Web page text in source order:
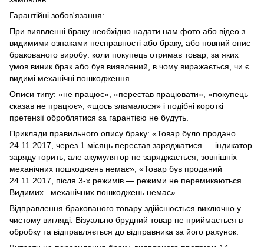
Гарантійні зобов'язання:
При виявленні браку необхідно надати нам фото або відео з
видимими ознаками несправності або браку, або повний опис
бракованого виробу: коли покупець отримав товар, за яких
умов виник брак або був виявлений, в чому виражається, чи є
видимі механічні пошкодження.
Описи типу: «не працює», «перестав працювати», «покупець
сказав не працює», «щось зламалося» і подібні короткі
претензії оброблятися за гарантією не будуть.
Приклади правильного опису браку: «Товар було продано
24.11.2017, через 1 місяць перестав заряджатися — індикатор
заряду горить, але акумулятор не заряджається, зовнішніх
механічних пошкоджень немає», «Товар був проданий
24.11.2017, після 3-х режимів — режими не перемикаються.
Видимих механічних пошкоджень немає».
Відправлення бракованого товару здійснюється виключно у
чистому вигляді. Візуально брудний товар не приймається в
обробку та відправляється до відправника за його рахунок.